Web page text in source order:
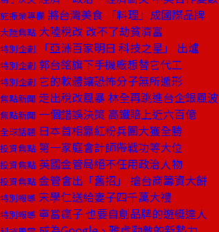
施振榮專欄 將台灣美食 「料理」成國際品牌
大陸焦點 大陸稅改 改不了劫貧濟富
特別企劃 「亞洲百家明日 科技之星」 出爐
特別企劃 郭台銘旗下手機廠想替它代工
特別企劃 它的軟體讓恐怖分子無所遁形
焦點新聞 走出稅改風暴 林全再跳進台企銀風波
焦點新聞 一個錯誤決策 高鐵賠上近六百億
全球話題 日本首相靠紅粉兵團大獲全勝
投資焦點 第一家庭會計師帶戰功等大位
投資焦點 英國金管局絕不任用政治人物
投資焦點 金管會出「舊招」 搶台商籌資大餅
特別報導 宋學仁送給妻子四千萬大禮
特別報導 寧當瘋子 也要自創品牌的遊艇達人